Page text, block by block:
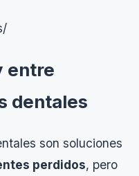
entre
dentales
son soluciones
perdidos, pero